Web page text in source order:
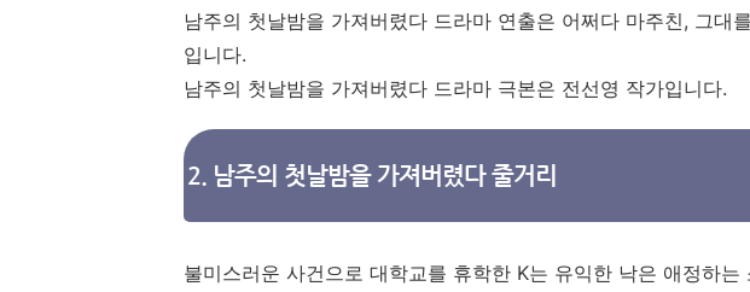
남주의 첫날밤을 가져버렸다 드라마 연출은 어쩌다 마주친, 그대
입니다.
남주의 첫날밤을 가져버렸다 드라마 극본은 전선영 작가입니다.
2. 남주의 첫날밤을 가져버렸다 줄거리
불미스러운 사건으로 대학교를 휴학한 K는 유익한 낙은 애정하는